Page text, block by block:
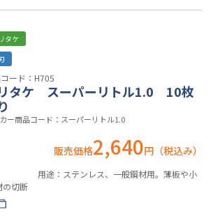
タケ
ード：H705
タケ スーパーリトル1.0 10枚
ー商品コード：スーパーリトル1.0
販売価格2,640円（税込み）
用途：ステンレス、一般鋼材用。薄板や小
の切断